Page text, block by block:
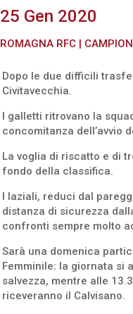
25 Gen 2020
ROMAGNA RFC |
Dopo le due difficili
Civitavecchia.
I galletti ritrovano la
concomitanza dell’avvio
La voglia di riscatto e di
fondo della classifica.
I laziali, reduci dal
distanza di sicurezza
confronti sempre molto
Sarà una domenica
Femminile: la giornata si
salvezza, mentre alle
riceveranno il Calvisano.